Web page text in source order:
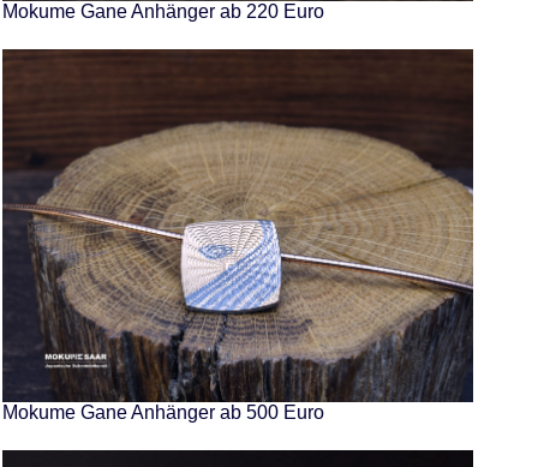
Mokume Gane Anhänger ab 220 Euro
Mokume Gane Anhänger ab 500 Euro